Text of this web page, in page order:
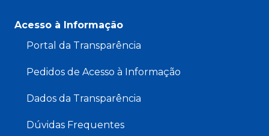
Acesso à Informação
Portal da Transparência
Pedidos de Acesso à Informação
Dados da Transparência
Dúvidas Frequentes